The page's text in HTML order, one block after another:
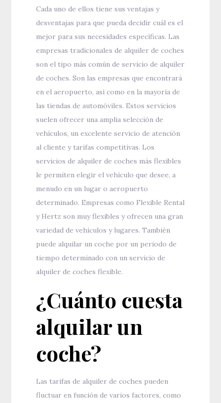
Cada uno de ellos tiene sus ventajas y
desventajas para que pueda decidir cuál es el
mejor para sus necesidades específicas. Las
empresas tradicionales de alquiler de coches
son el tipo más común de servicio de alquiler
de coches. Son las empresas que encontrará
en el aeropuerto, así como en la mayoría de
las tiendas de automóviles. Estos servicios
suelen ofrecer una amplia selección de
vehículos, un excelente servicio de atención
al cliente y tarifas competitivas. Los
servicios de alquiler de coches más flexibles
le permiten elegir el vehículo que desee, a
menudo en un lugar o aeropuerto
determinado. Empresas como Flexible Rental
y Hertz son muy flexibles y ofrecen una gran
variedad de vehículos y lugares. También
puede alquilar un coche por un periodo de
tiempo determinado con un servicio de
alquiler de coches flexible.
¿Cuánto cuesta
alquilar un
coche?
Las tarifas de alquiler de coches pueden
fluctuar en función de varios factores, como